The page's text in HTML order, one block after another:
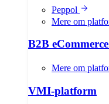
Peppol
Mere om
B2B
Mere om
VMI-platform